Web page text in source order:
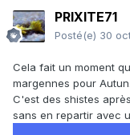
PRIXITE71
Posté(e) 30
Cela fait un moment
margennes pour Autun.
C'est des shistes
sans en repartir avec